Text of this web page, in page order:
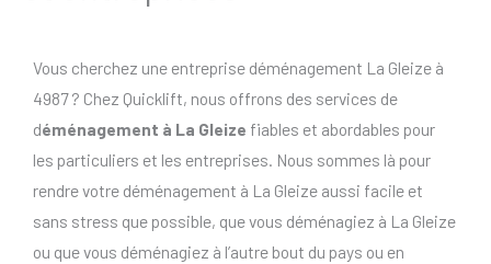
Vous cherchez une entreprise déménagement La Gleize à
4987 ? Chez Quicklift, nous offrons des services de
déménagement à La Gleize fiables et abordables pour
les particuliers et les entreprises. Nous sommes là pour
rendre votre déménagement à La Gleize aussi facile et
sans stress que possible, que vous déménagiez à La Gleize
ou que vous déménagiez à l’autre bout du pays ou en